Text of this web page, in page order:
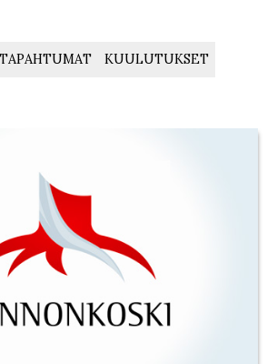
TAPAHTUMAT KUULUTUKSET